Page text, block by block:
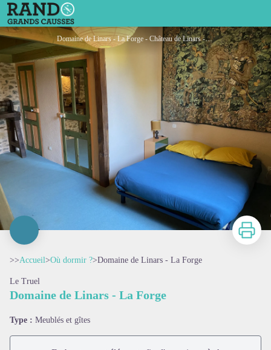
Domaine de Linars - La Forge
Domaine de Linars - La Forge - Château de Linars - L'aile du château
Voir l'image en plein écran
Imprimer
>>Accueil>Où dormir ?>Domaine de Linars - La Forge
Le Truel
Domaine de Linars - La Forge
Type : Meublés et gîtes